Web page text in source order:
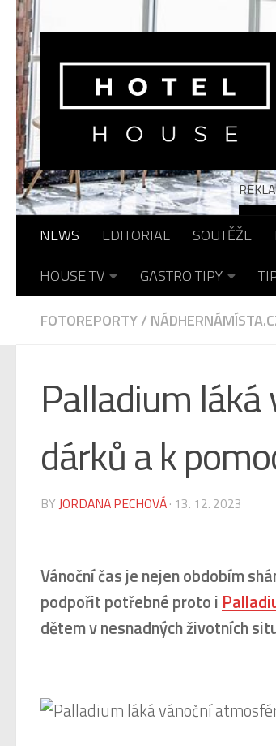
Skip to content
NEWS EDITORIAL SOUTĚŽE
HOUSE TV
GASTRO TIPY
FOTOREPORTY/
Palladium
dárků a k
BYJORDANA PECHOVÁ· 13. 12. 2023
Vánoční čas je nejen obdobím
podpořit potřebné proto i
dětem v nesnadných životních